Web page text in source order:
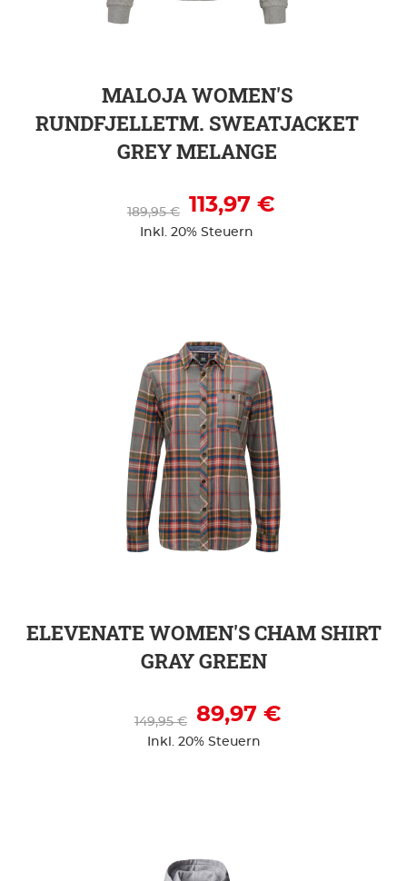
MALOJA WOMEN'S
RUNDFJELLETM. SWEATJACKET
GREY MELANGE
113,97 €
189,95 €
Inkl. 20% Steuern
ELEVENATE WOMEN'S CHAM SHIRT
GRAY GREEN
89,97 €
149,95 €
Inkl. 20% Steuern
ZUR DETAILSEITE